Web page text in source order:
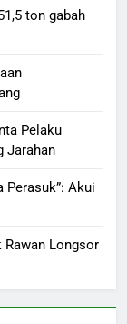
ton gabah
Pelaku
Jarahan
Perasuk”: Akui
Longsor